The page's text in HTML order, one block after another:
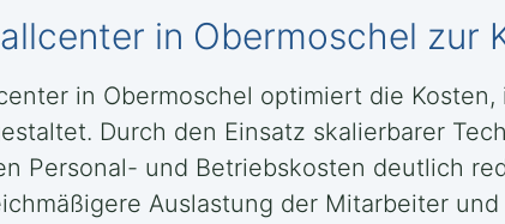
in Obermoschel zur
in Obermoschel optimiert die
Durch den Einsatz skalierbarer
Personal- und Betriebskosten deutlich
Auslastung der Mitarbeiter